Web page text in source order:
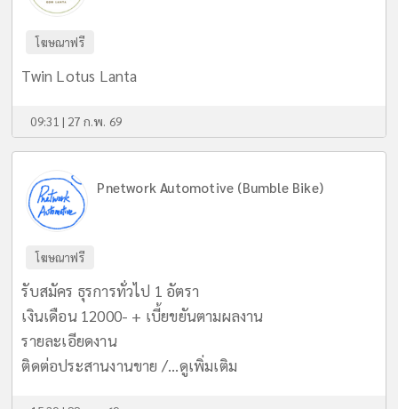
โฆษณาฟรี
Twin Lotus Lanta
09:31 | 27 ก.พ. 69
Pnetwork Automotive (Bumble Bike)
โฆษณาฟรี
รับสมัคร ธุรการทั่วไป 1 อัตรา
เงินเดือน 12000- + เบี้ยขยันตามผลงาน
รายละเอียดงาน
ติดต่อประสานงานขาย /...ดูเพิ่มเติม